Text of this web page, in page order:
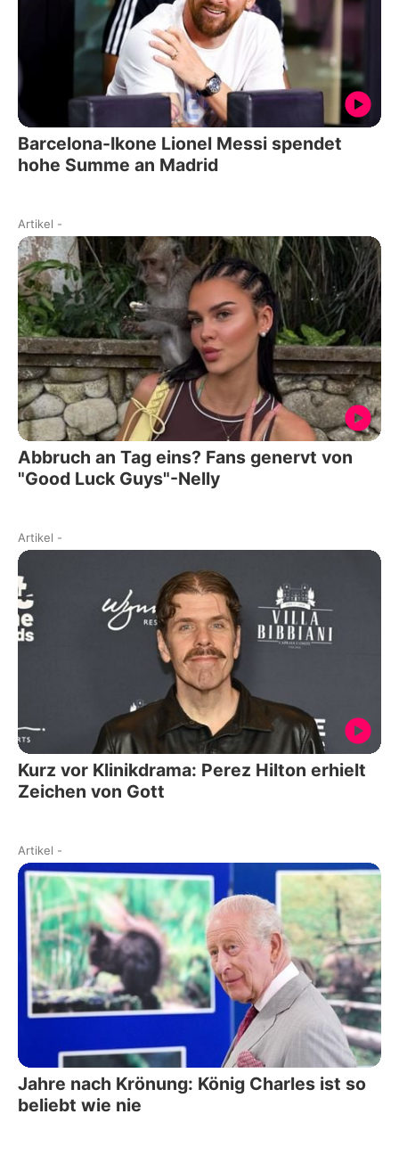
Barcelona-Ikone Lionel Messi spendet
hohe Summe an Madrid
Artikel -
Abbruch an Tag eins? Fans genervt von
"Good Luck Guys"-Nelly
Artikel -
Kurz vor Klinikdrama: Perez Hilton erhielt
Zeichen von Gott
Artikel -
Jahre nach Krönung: König Charles ist so
beliebt wie nie